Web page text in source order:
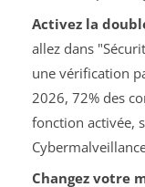
Activez la
allez dans
une vérification
2026, 72% des
fonction activée,
Changez votre